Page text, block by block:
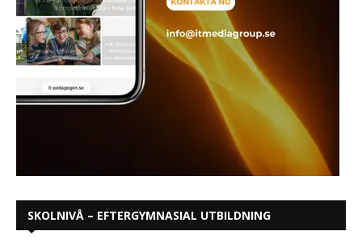
SKOLNIVÅ – EFTERGYMNASIAL UTBILDNING